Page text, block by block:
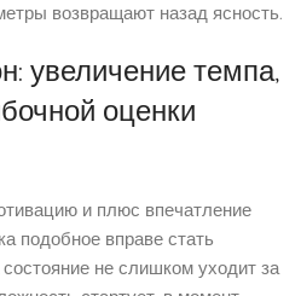
возвращают назад ясность.
увеличение темпа,
оценки
и плюс впечатление
подобное вправе стать
не слишком уходит за